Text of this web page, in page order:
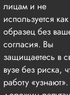
лицам и не
используется как
образец без
согласия. Вы
защищаетесь в
вузе без риска,
работу